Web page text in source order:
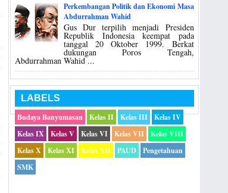
Perkembangan Politik dan Ekonomi Masa
Abdurrahman Wahid
Gus Dur terpilih menjadi Presiden
Republik Indonesia keempat pada
tanggal 20 Oktober 1999. Berkat
dukungan Poros Tengah,
Abdurrahman Wahid ...
LABELS
Budaya Banyumasan
Kelas II Kelas III
Kelas IV
Kelas IX
Kelas V Kelas VI Kelas VII
Kelas VIII
Kelas X
Kelas XI Kelas XII PAUD
Pengetahuan
SMK